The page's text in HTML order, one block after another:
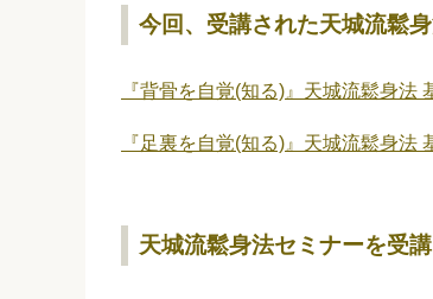
今回、受講された天城流鬆
『背骨を自覚(知る)』天城流鬆身法
『足裏を自覚(知る)』天城流鬆身法
天城流鬆身法セミナーを受